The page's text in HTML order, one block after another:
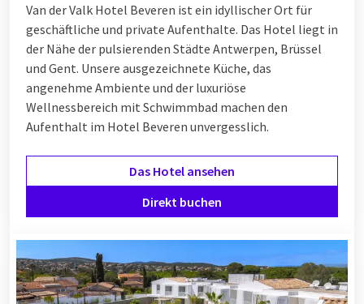
Van der Valk Hotel Beveren ist ein idyllischer Ort für
geschäftliche und private Aufenthalte. Das Hotel liegt in
der Nähe der pulsierenden Städte Antwerpen, Brüssel
und Gent. Unsere ausgezeichnete Küche, das
angenehme Ambiente und der luxuriöse
Wellnessbereich mit Schwimmbad machen den
Aufenthalt im Hotel Beveren unvergesslich.
Das Hotel ansehen
Direkt buchen